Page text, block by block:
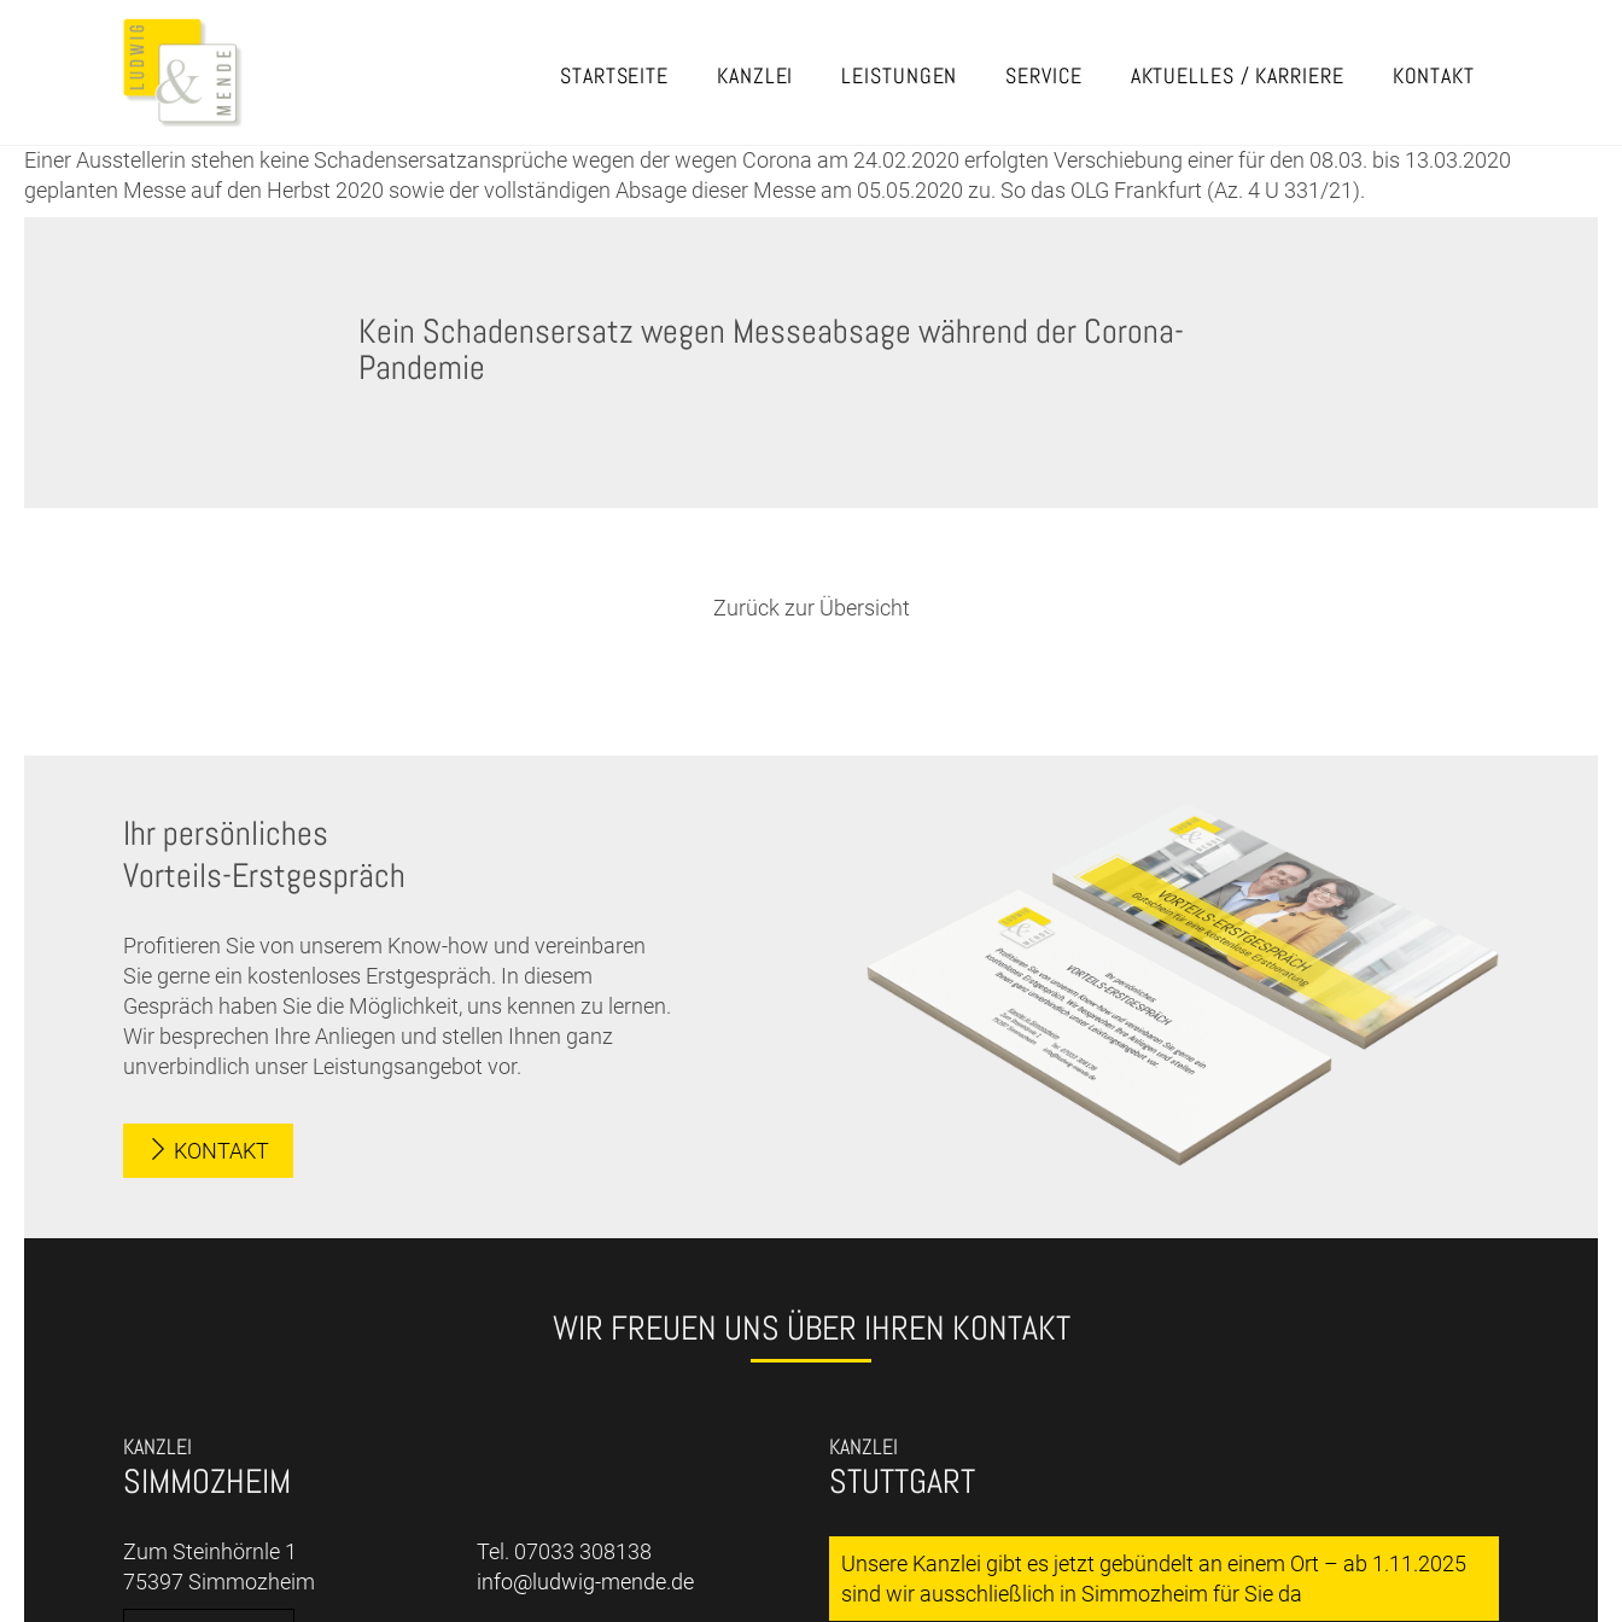
STARTSEITE KANZLEI LEISTUNGEN SERVICE AKTUELLES / KARRIERE KONTAKT
Einer Ausstellerin stehen keine Schadensersatzansprüche wegen der wegen Corona am 24.02.2020 erfolgten Verschiebung einer für den 08.03. bis 13.03.2020
geplanten Messe auf den Herbst 2020 sowie der vollständigen Absage dieser Messe am 05.05.2020 zu. So das OLG Frankfurt (Az. 4 U 331/21).
Kein Schadensersatz wegen Messeabsage während der Corona-
Pandemie
Zurück zur Übersicht
Ihr persönliches
Vorteils-Erstgespräch
Profitieren Sie von unserem Know-how und vereinbaren
Sie gerne ein kostenloses Erstgespräch. In diesem
Gespräch haben Sie die Möglichkeit, uns kennen zu lernen.
Wir besprechen Ihre Anliegen und stellen Ihnen ganz
unverbindlich unser Leistungsangebot vor.
KONTAKT
WIR FREUEN UNS ÜBER IHREN KONTAKT
KANZLEI
SIMMOZHEIM
Zum Steinhörnle 1
75397 Simmozheim
Tel. 07033 308138
info@ludwig-mende.de
KANZLEI
STUTTGART
Unsere Kanzlei gibt es jetzt gebündelt an einem Ort – ab 1.11.2025
sind wir ausschließlich in Simmozheim für Sie da